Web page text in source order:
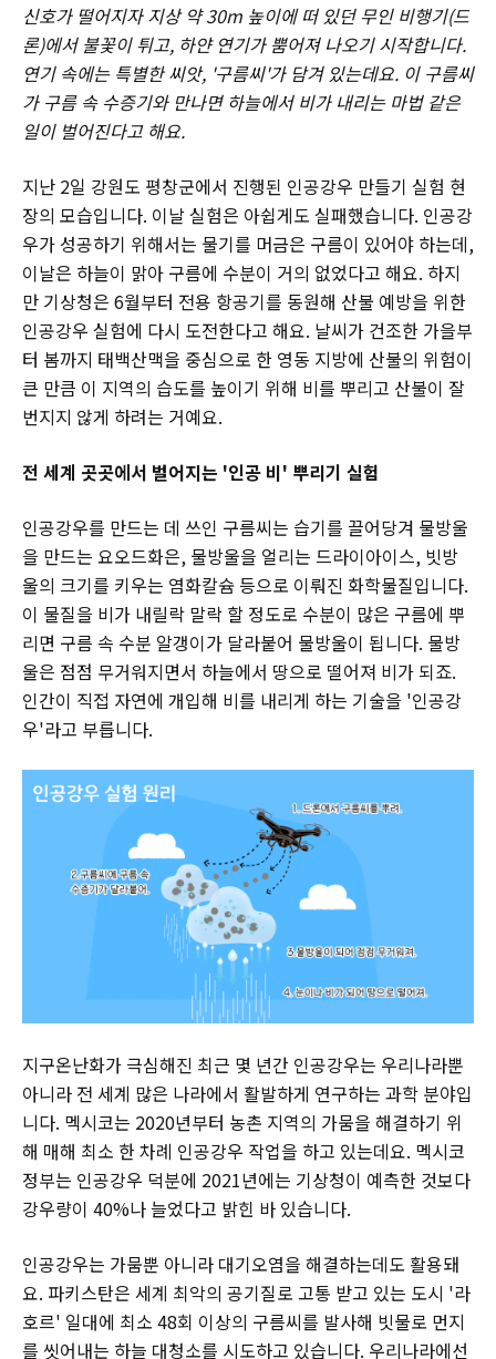
신호가 떨어지자 지상 약 30m 높이에 떠 있던 무인 비행기(드
론)에서 불꽃이 튀고, 하얀 연기가 뿜어져 나오기 시작합니다.
연기 속에는 특별한 씨앗, '구름씨'가 담겨 있는데요. 이 구름씨
가 구름 속 수증기와 만나면 하늘에서 비가 내리는 마법 같은
일이 벌어진다고 해요.
지난 2일 강원도 평창군에서 진행된 인공강우 만들기 실험 현
장의 모습입니다. 이날 실험은 아쉽게도 실패했습니다. 인공강
우가 성공하기 위해서는 물기를 머금은 구름이 있어야 하는데,
이날은 하늘이 맑아 구름에 수분이 거의 없었다고 해요. 하지
만 기상청은 6월부터 전용 항공기를 동원해 산불 예방을 위한
인공강우 실험에 다시 도전한다고 해요. 날씨가 건조한 가을부
터 봄까지 태백산맥을 중심으로 한 영동 지방에 산불의 위험이
큰 만큼 이 지역의 습도를 높이기 위해 비를 뿌리고 산불이 잘
번지지 않게 하려는 거예요.
전 세계 곳곳에서 벌어지는 '인공 비' 뿌리기 실험
인공강우를 만드는 데 쓰인 구름씨는 습기를 끌어당겨 물방울
을 만드는 요오드화은, 물방울을 얼리는 드라이아이스, 빗방
울의 크기를 키우는 염화칼슘 등으로 이뤄진 화학물질입니다.
이 물질을 비가 내릴락 말락 할 정도로 수분이 많은 구름에 뿌
리면 구름 속 수분 알갱이가 달라붙어 물방울이 됩니다. 물방
울은 점점 무거워지면서 하늘에서 땅으로 떨어져 비가 되죠.
인간이 직접 자연에 개입해 비를 내리게 하는 기술을 '인공강
우'라고 부릅니다.
지구온난화가 극심해진 최근 몇 년간 인공강우는 우리나라뿐
아니라 전 세계 많은 나라에서 활발하게 연구하는 과학 분야입
니다. 멕시코는 2020년부터 농촌 지역의 가뭄을 해결하기 위
해 매해 최소 한 차례 인공강우 작업을 하고 있는데요. 멕시코
정부는 인공강우 덕분에 2021년에는 기상청이 예측한 것보다
강우량이 40%나 늘었다고 밝힌 바 있습니다.
인공강우는 가뭄뿐 아니라 대기오염을 해결하는데도 활용돼
요. 파키스탄은 세계 최악의 공기질로 고통 받고 있는 도시 '라
호르' 일대에 최소 48회 이상의 구름씨를 발사해 빗물로 먼지
를 씻어내는 하늘 대청소를 시도하고 있습니다. 우리나라에선